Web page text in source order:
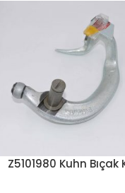
Z5101980 Kuhn Bıçak